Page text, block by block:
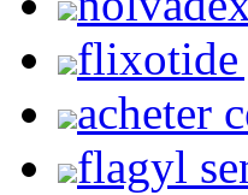
flixotide
acheter
flagyl